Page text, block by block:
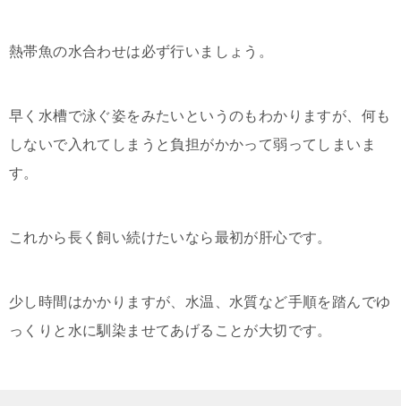
熱帯魚の水合わせは必ず行いましょう。
早く水槽で泳ぐ姿をみたいというのもわかりますが、何も
しないで入れてしまうと負担がかかって弱ってしまいま
す。
これから長く飼い続けたいなら最初が肝心です。
少し時間はかかりますが、水温、水質など手順を踏んでゆ
っくりと水に馴染ませてあげることが大切です。